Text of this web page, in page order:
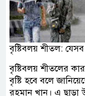
বৃষ্টিবলয় শীতল:
বৃষ্টিবলয় শীতলের
বৃষ্টি হবে বলে
রহমান খান। এ ছাড়া